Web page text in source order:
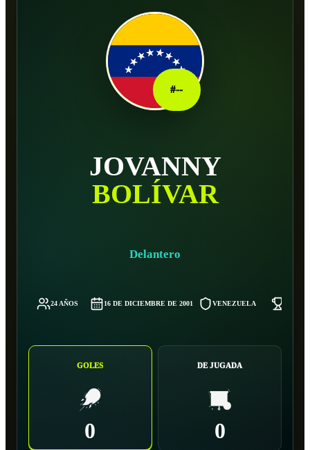
#--
JOVANNY
BOLÍVAR
Delantero
24 AÑOS 16 DE DICIEMBRE DE 2001 VENEZUELA
GOLES
0
DE JUGADA
0